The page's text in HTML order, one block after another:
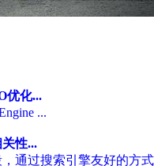
优化...
...
性...
通过搜索引擎友好的方式